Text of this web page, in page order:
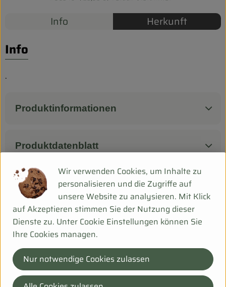
Pferdepension & Reitbetrieb
Firmenkunden
Info Herkunft
Info
.
Produktinformationen
Produktdatenblatt
Herkunft
Hersteller: XXX
CN
memo Handelsware
Wir verwenden Cookies, um Inhalte zu
personalisieren und die Zugriffe auf
unsere Website zu analysieren. Mit Klick
auf Akzeptieren stimmen Sie der Nutzung dieser
Dienste zu. Unter Cookie Einstellungen können Sie
Ihre Cookies managen.
Nur notwendige Cookies zulassen